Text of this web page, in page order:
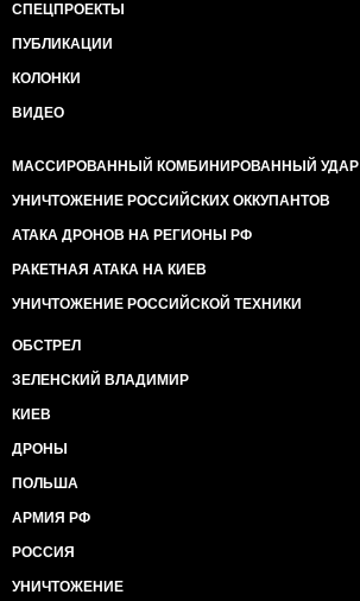
СПЕЦПРОЕКТЫ
ПУБЛИКАЦИИ
КОЛОНКИ
ВИДЕО
МАССИРОВАННЫЙ КОМБИНИРОВАННЫЙ УДАР
УНИЧТОЖЕНИЕ РОССИЙСКИХ ОККУПАНТОВ
АТАКА ДРОНОВ НА РЕГИОНЫ РФ
РАКЕТНАЯ АТАКА НА КИЕВ
УНИЧТОЖЕНИЕ РОССИЙСКОЙ ТЕХНИКИ
ОБСТРЕЛ
ЗЕЛЕНСКИЙ ВЛАДИМИР
КИЕВ
ДРОНЫ
ПОЛЬША
АРМИЯ РФ
РОССИЯ
УНИЧТОЖЕНИЕ